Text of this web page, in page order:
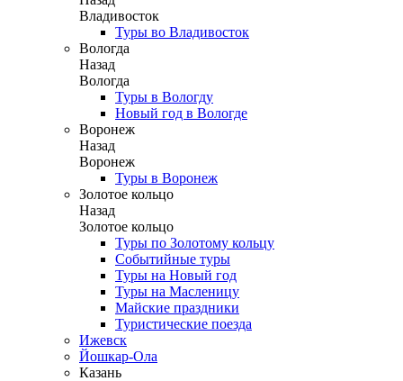
Владивосток
Туры во Владивосток
Вологда
Назад
Вологда
Туры в Вологду
Новый год в Вологде
Воронеж
Назад
Воронеж
Туры в Воронеж
Золотое кольцо
Назад
Золотое кольцо
Туры по Золотому кольцу
Событийные туры
Туры на Новый год
Туры на Масленицу
Майские праздники
Туристические поезда
Ижевск
Йошкар-Ола
Казань